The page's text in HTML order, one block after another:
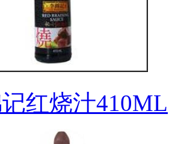
红烧汁410ML